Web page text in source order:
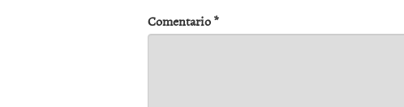
Comentario*